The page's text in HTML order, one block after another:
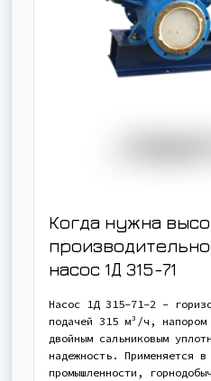
Когда нужна
насос 1Д 315-71
Насос 1Д 315-71-2 -
подачей 315 м³/ч,
двойным сальниковым
надежность. Применяется
промышленности,